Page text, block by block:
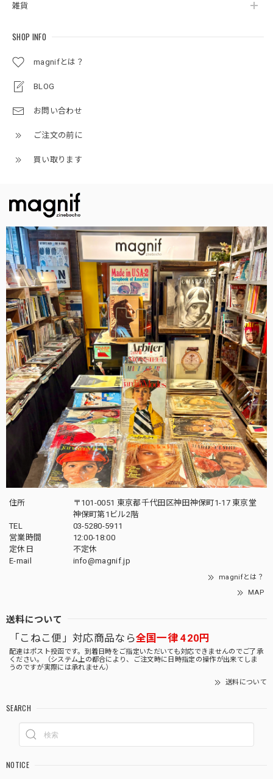
雑貨
SHOP INFO
magnifとは？
BLOG
お問い合わせ
ご注文の前に
買い取ります
住所
〒101-0051 東京都千代田区神田神保町1-17 東京堂
神保町第1ビル2階
TEL
03-5280-5911
営業時間
12:00-18:00
定休日
不定休
E-mail
info@magnif.jp
magnifとは？
MAP
送料について
「こねこ便」対応商品なら全国一律 420円
配達はポスト投函です。到着日時をご指定いただいても対応できませんのでご了承
ください。（システム上の都合により、ご注文時に日時指定の操作が出来てしま
うのですが実際には承れません）
送料について
SEARCH
NOTICE